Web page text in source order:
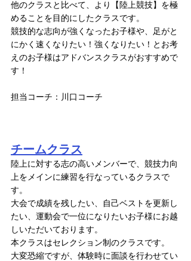
他のクラスと比べて、より【陸上競技】を極
めることを目的にしたクラスです。
競技的な志向が強くなったお子様や、足がと
にかく速くなりたい！強くなりたい！とお考
えのお子様はアドバンスクラスがおすすめで
す！
担当コーチ：川口コーチ
チームクラス
陸上に対する志の高いメンバーで、競技力向
上をメインに練習を行なっているクラスで
す。
大会で成績を残したい、自己ベストを更新し
たい、運動会で一位になりたいお子様にお越
しいただいております。
本クラスはセレクション制のクラスです。
大変恐縮ですが、体験時に面談を行わせてい